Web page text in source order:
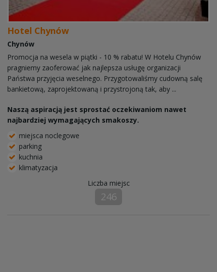
Hotel Chynów
Chynów
Promocja na wesela w piątki - 10 % rabatu! W Hotelu Chynów
pragniemy zaoferować jak najlepsza usługę organizacji
Państwa przyjęcia weselnego. Przygotowaliśmy cudowną salę
bankietową, zaprojektowaną i przystrojoną tak, aby ...
Naszą aspiracją jest sprostać oczekiwaniom nawet
najbardziej wymagających smakoszy.
miejsca noclegowe
parking
kuchnia
klimatyzacja
Liczba miejsc
246